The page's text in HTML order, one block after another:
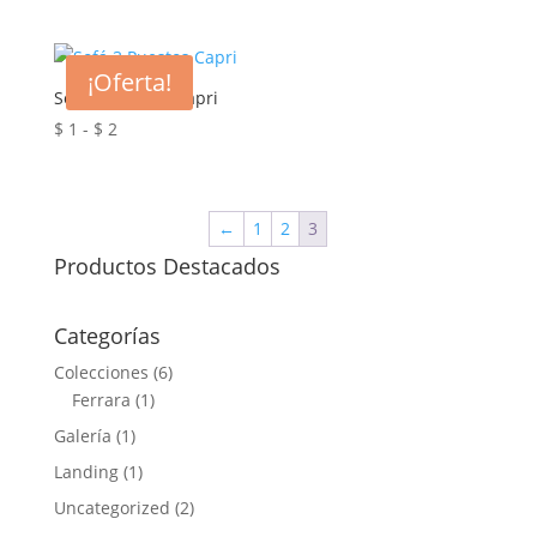
desde
$ 1
hasta
¡Oferta!
Sofá 3 Puestos Capri
$ 1 - $ 2Rango
hasta
← 1 2 3
Productos Destacados
Categorías
Colecciones (6)
Ferrara (1)
Galería (1)
Landing(1)
Uncategorized (2)